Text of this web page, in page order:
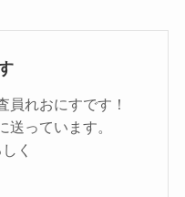
員れおにすです！
送っています。
く